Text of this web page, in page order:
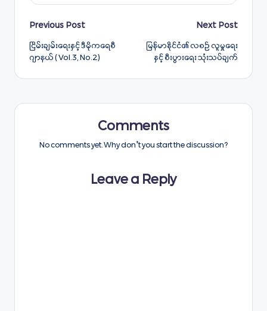
Post
navigation
Previous Post
ငြိမ်းချမ်းရေးနှင့် ဒီမိုကရေစီ
ဂျာနယ် ( Vol.3, No.2)
Next Post
မြန်မာနိုင်ငံ၏ လစဉ် လူမှုရေး
နှင့် စီးပွားရေး သုံးသပ်ချက်
Comments
No comments yet. Why don’t you start the discussion?
Leave a Reply